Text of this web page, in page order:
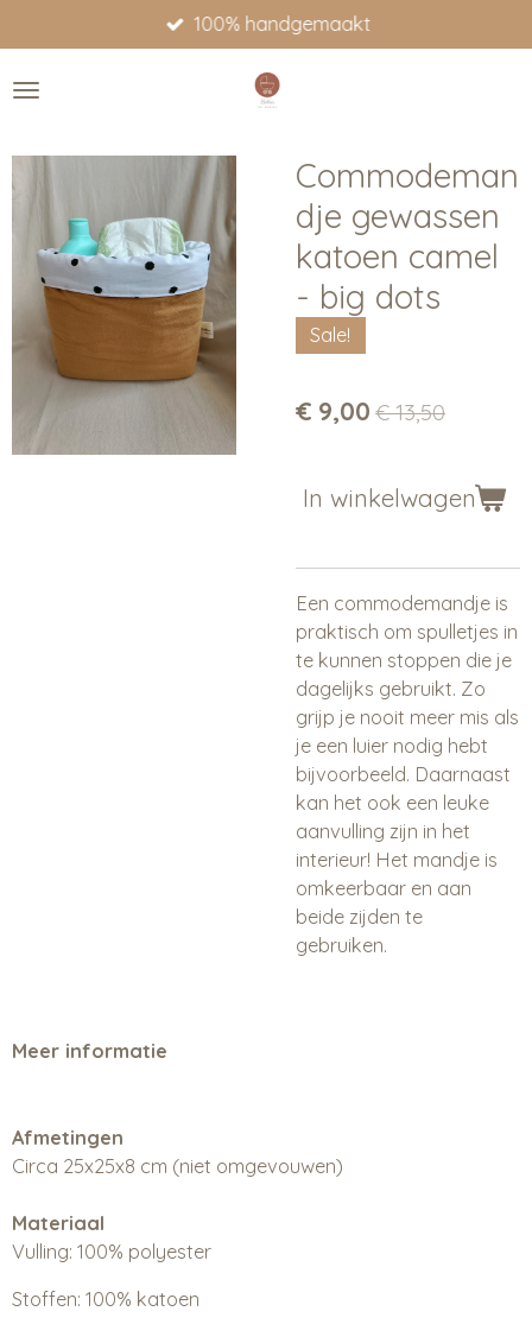
direct
naar
100% handgemaakt
Commodeman
dje gewassen
katoen camel
- big dots
Sale!
€ 9,00 € 13,50
In winkelwagen
Een commodemandje is
praktisch om spulletjes in
te kunnen stoppen die je
dagelijks gebruikt. Zo
grijp je nooit meer mis als
je een luier nodig hebt
bijvoorbeeld. Daarnaast
kan het ook een leuke
aanvulling zijn in het
interieur! Het mandje is
omkeerbaar en aan
beide zijden te
gebruiken.
Meer informatie
Afmetingen
Circa 25x25x8 cm (niet omgevouwen)
Materiaal
Vulling: 100% polyester
Stoffen: 100% katoen